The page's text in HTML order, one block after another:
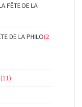
FÊTE DE LA
DE LA PHILO(2
(11)